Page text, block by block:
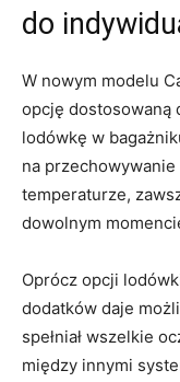
do
W nowym modelu
opcję dostosowaną
lodówkę w
na
temperaturze,
dowolnym
Oprócz opcji
dodatków ‍daje
spełniał ⁣wszelkie
między ​innymi